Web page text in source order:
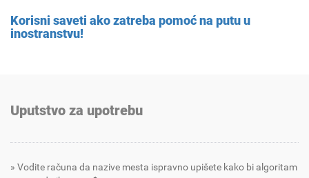
Korisni saveti ako zatreba pomoć na putu u
inostranstvu!
Uputstvo za upotrebu
Vodite računa da nazive mesta ispravno upišete kako bi algoritam